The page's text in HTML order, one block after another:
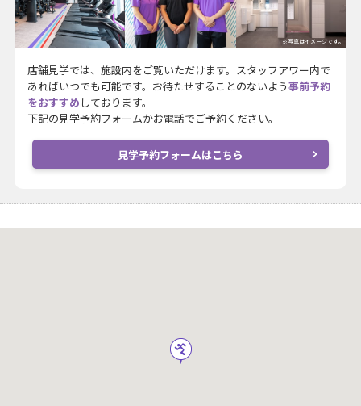
※写真はイメージです。
店舗見学では、施設内をご覧いただけます。スタッフアワー内で
あればいつでも可能です。お待たせすることのないよう事前予約
をおすすめ しております。
下記の見学予約フォームかお電話でご予約ください。
見学予約フォームはこちら